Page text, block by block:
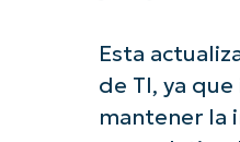
Esta
de TI, ya
mantener la